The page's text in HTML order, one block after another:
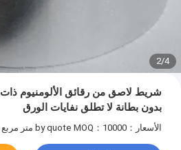
2/4
بدون بطانة لا تطلق نفايات الورق
الأسعار：by quote MOQ：10000 متر مربع